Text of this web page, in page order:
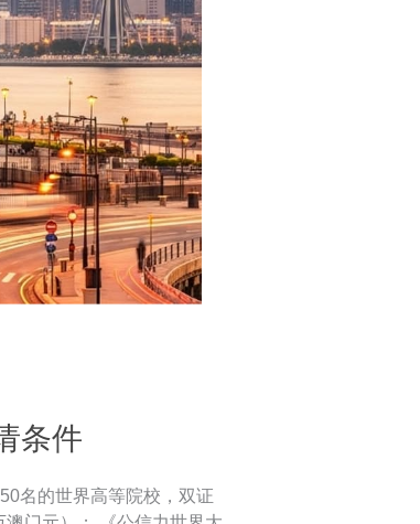
条件
名的世界高等院校，双证